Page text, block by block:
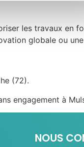
les travaux en
globale ou
(72).
engagement à
NOUS